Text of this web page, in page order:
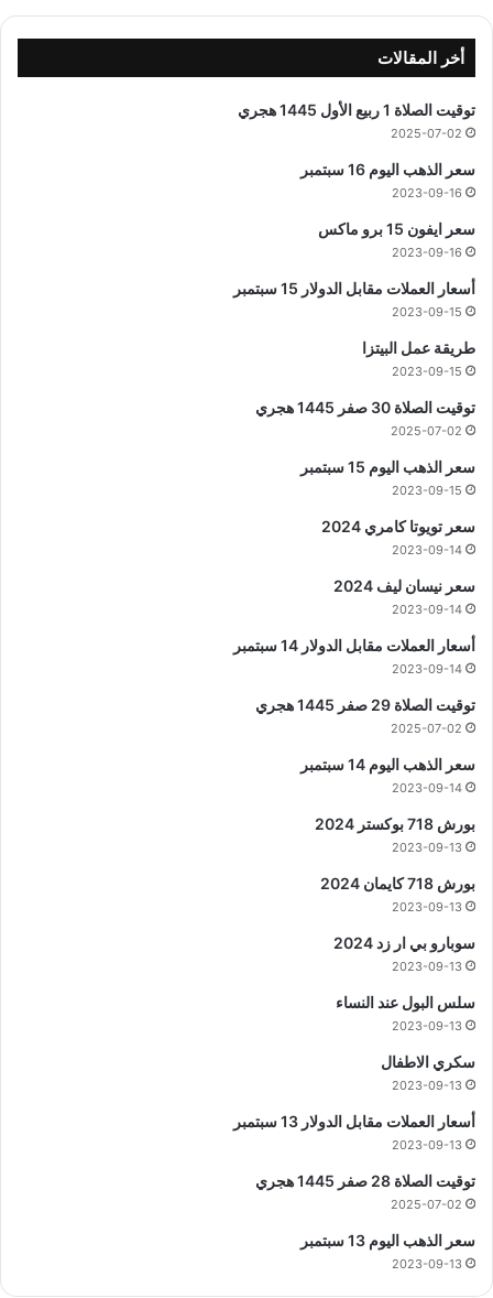
أخر المقالات
توقيت الصلاة 1 ربيع الأول 1445 هجري
2025-07-02
سعر الذهب اليوم 16 سبتمبر
2023-09-16
سعر ايفون 15 برو ماكس
2023-09-16
أسعار العملات مقابل الدولار 15 سبتمبر
2023-09-15
طريقة عمل البيتزا
2023-09-15
توقيت الصلاة 30 صفر 1445 هجري
2025-07-02
سعر الذهب اليوم 15 سبتمبر
2023-09-15
سعر تويوتا كامري 2024
2023-09-14
سعر نيسان ليف 2024
2023-09-14
أسعار العملات مقابل الدولار 14 سبتمبر
2023-09-14
توقيت الصلاة 29 صفر 1445 هجري
2025-07-02
سعر الذهب اليوم 14 سبتمبر
2023-09-14
بورش 718 بوكستر 2024
2023-09-13
بورش 718 كايمان 2024
2023-09-13
سوبارو بي ار زد 2024
2023-09-13
سلس البول عند النساء
2023-09-13
سكري الاطفال
2023-09-13
أسعار العملات مقابل الدولار 13 سبتمبر
2023-09-13
توقيت الصلاة 28 صفر 1445 هجري
2025-07-02
سعر الذهب اليوم 13 سبتمبر
2023-09-13